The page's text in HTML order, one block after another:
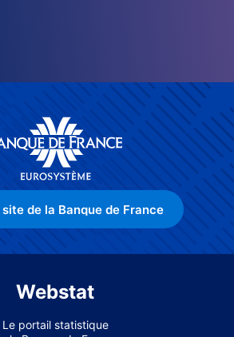
de la Banque de France
Webstat
Le portail statistique